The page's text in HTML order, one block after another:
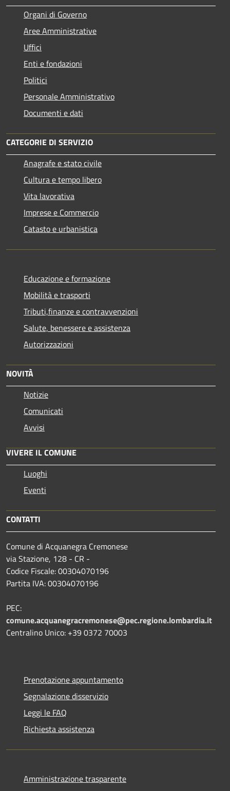
Organi di Governo
Aree Amministrative
Uffici
Enti e fondazioni
Politici
Personale Amministrativo
Documenti e dati
CATEGORIE DI SERVIZIO
Anagrafe e stato civile
Cultura e tempo libero
Vita lavorativa
Imprese e Commercio
Catasto e urbanistica
Educazione e formazione
Mobilità e trasporti
Tributi,finanze e contravvenzioni
Salute, benessere e assistenza
Autorizzazioni
NOVITÀ
Notizie
Comunicati
Avvisi
VIVERE IL COMUNE
Luoghi
Eventi
CONTATTI
Comune di Acquanegra Cremonese
via Stazione, 128 - CR -
Codice Fiscale: 00304070196
Partita IVA: 00304070196
PEC:
comune.acquanegracremonese@pec.regione.lombardia.it
Centralino Unico: +39 0372 70003
Prenotazione appuntamento
Segnalazione disservizio
Leggi le FAQ
Richiesta assistenza
Amministrazione trasparente